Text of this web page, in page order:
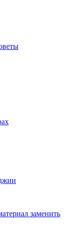
заменить